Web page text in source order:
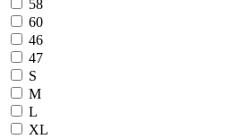
58
60
46
47
S
M
L
XL